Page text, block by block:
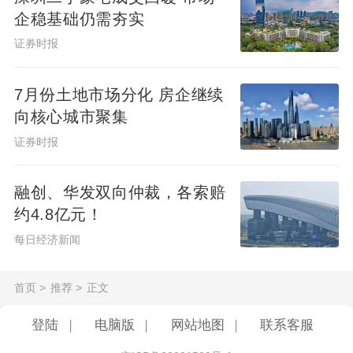
企稳基础仍需夯实
证券时报
7月份土地市场分化 房企继续
向核心城市聚集
证券时报
融创、华发双向仲裁，各索赔
约4.8亿元！
每日经济新闻
首页 > 推荐 > 正文
登陆 电脑版 网站地图 联系客服